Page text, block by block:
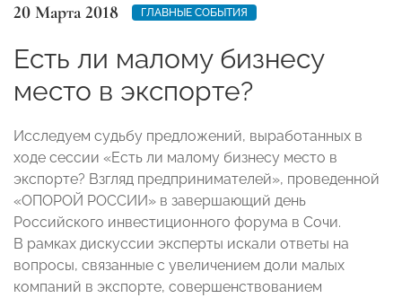
20 Марта 2018 ГЛАВНЫЕ СОБЫТИЯ
Есть ли малому бизнесу
место в экспорте?
Исследуем судьбу предложений, выработанных в
ходе сессии «Есть ли малому бизнесу место в
экспорте? Взгляд предпринимателей», проведенной
«ОПОРОЙ РОССИИ» в завершающий день
Российского инвестиционного форума в Сочи.
В рамках дискуссии эксперты искали ответы на
вопросы, связанные с увеличением доли малых
компаний в экспорте, совершенствованием